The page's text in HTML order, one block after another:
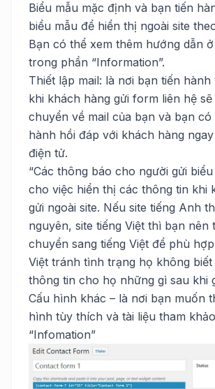
Biểu mẫu mặc định và bạn tiến
biểu mẫu để hiển thị ngoài site
Bạn có thể xem thêm hướng dẫn
trong phần “Information”.
Thiết lập mail: là nơi bạn tiến hành
khi khách hàng gửi form liên hệ
chuyển về mail của bạn và bạn có
hành hồi đáp với khách hàng
điện tử.
“Các thông báo cho người gửi
cho việc hiển thị các thông tin khi
gửi ngoài site. Nếu site tiếng Anh
nguyên, site tiếng Việt thì bạn nên
chuyển sang tiếng Việt để phù
Việt tránh tình trạng họ không biết
thông tin cho họ những gì sau khi
Cấu hình khác – là nơi bạn muốn
hình tùy thích và tài liệu tham
“Infomation”